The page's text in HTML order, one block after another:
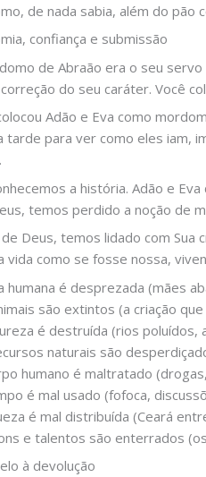
de nada sabia, além do pão
confiança e submissão
de Abraão era o seu
do seu caráter. Você
Adão e Eva como
tarde para ver como eles iam,
a história. Adão e
temos perdido a noção de
Deus, temos lidado com
vida como se fosse nossa,
humana é desprezada (mães
são extintos (a criação
é destruída (rios
naturais são
humano é maltratado
é mal usado (fofoca,
é mal distribuída (Ceará
e talentos são enterrados
à devolução